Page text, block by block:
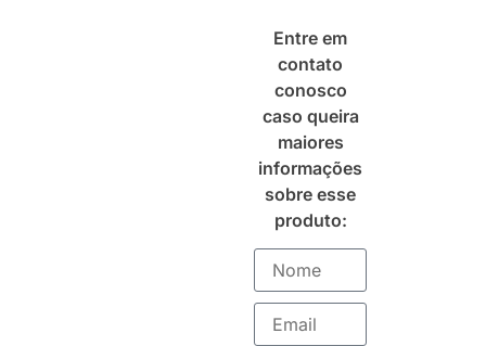
Entre em
contato
conosco
caso queira
maiores
informações
sobre esse
produto: